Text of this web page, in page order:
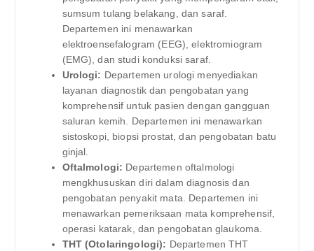
sumsum tulang belakang, dan saraf.
Departemen ini menawarkan
elektroensefalogram (EEG), elektromiogram
(EMG), dan studi konduksi saraf.
Urologi: Departemen urologi menyediakan
layanan diagnostik dan pengobatan yang
komprehensif untuk pasien dengan gangguan
saluran kemih. Departemen ini menawarkan
sistoskopi, biopsi prostat, dan pengobatan batu
ginjal.
Oftalmologi: Departemen oftalmologi
mengkhususkan diri dalam diagnosis dan
pengobatan penyakit mata. Departemen ini
menawarkan pemeriksaan mata komprehensif,
operasi katarak, dan pengobatan glaukoma.
THT (Otolaringologi): Departemen THT